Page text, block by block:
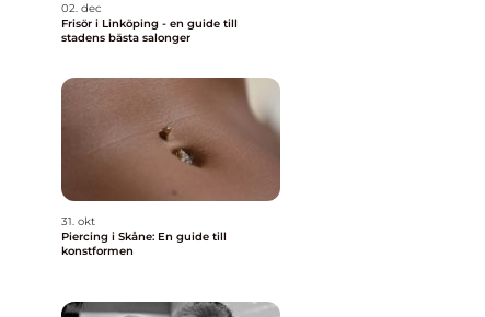
02. dec
Frisör i Linköping - en guide till
stadens bästa salonger
31. okt
Piercing i Skåne: En guide till
konstformen